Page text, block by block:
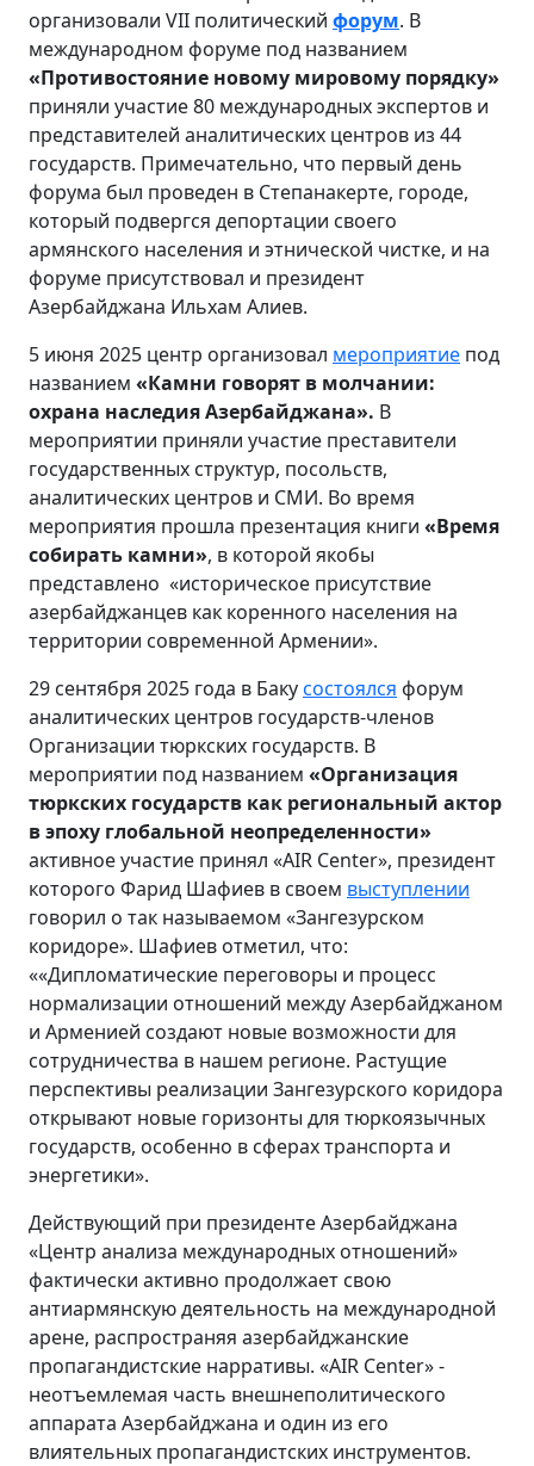
организовали VII политический форум. В
международном форуме под названием
«Противостояние новому мировому порядку»
приняли участие 80 международных экспертов и
представителей аналитических центров из 44
государств. Примечательно, что первый день
форума был проведен в Степанакерте, городе,
который подвергся депортации своего
армянского населения и этнической чистке, и на
форуме присутствовал и президент
Азербайджана Ильхам Алиев.
5 июня 2025 центр организовал мероприятие под
названием «Камни говорят в молчании:
охрана наследия Азербайджана». В
мероприятии приняли участие преставители
государственных структур, посольств,
аналитических центров и СМИ. Во время
мероприятия прошла презентация книги «Время
собирать камни», в которой якобы
представлено «историческое присутствие
азербайджанцев как коренного населения на
территории современной Армении».
29 сентября 2025 года в Бакусостоялся форум
аналитических центров государств-членов
Организации тюркских государств. В
мероприятии под названием «Организация
тюркских государств как региональный актор
в эпоху глобальной неопределенности»
активное участие принял «AIR Center», президент
которого Фарид Шафиев в своем выступлении
говорил о так называемом «Зангезурском
коридоре». Шафиев отметил, что:
««Дипломатические переговоры и процесс
нормализации отношений между Азербайджаном
и Арменией создают новые возможности для
сотрудничества в нашем регионе. Растущие
перспективы реализации Зангезурского коридора
открывают новые горизонты для тюркоязычных
государств, особенно в сферах транспорта и
энергетики».
Действующий при президенте Азербайджана
«Центр анализа международных отношений»
фактически активно продолжает свою
антиармянскую деятельность на международной
арене, распространяя азербайджанские
пропагандистские нарративы. «AIR Center» -
неотъемлемая часть внешнеполитического
аппарата Азербайджана и один из его
влиятельных пропагандистских инструментов.